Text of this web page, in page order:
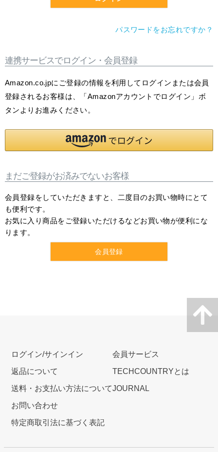
パスワードをお忘れですか？
連携サービスでログイン・会員登録
Amazon.co.jpにご登録の情報を利用してログインまたは会員
登録されるお客様は、「Amazonアカウントでログイン」ボ
タンよりお進みください。
まだご登録がお済みでないお客様
会員登録をしていただきますと、二度目のお買い物時にとて
も便利です。
お気に入り商品をご登録いただけるなどお買い物が便利にな
ります。
会員登録
ログイン/サインイン
返品について
送料・お支払い方法について
お問い合わせ
特定商取引法に基づく表記
会員サービス
TECHCOUNTRYとは
JOURNAL